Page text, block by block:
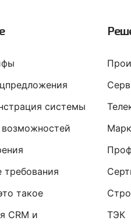
системы
требования
такое
CRM и
ТЭК